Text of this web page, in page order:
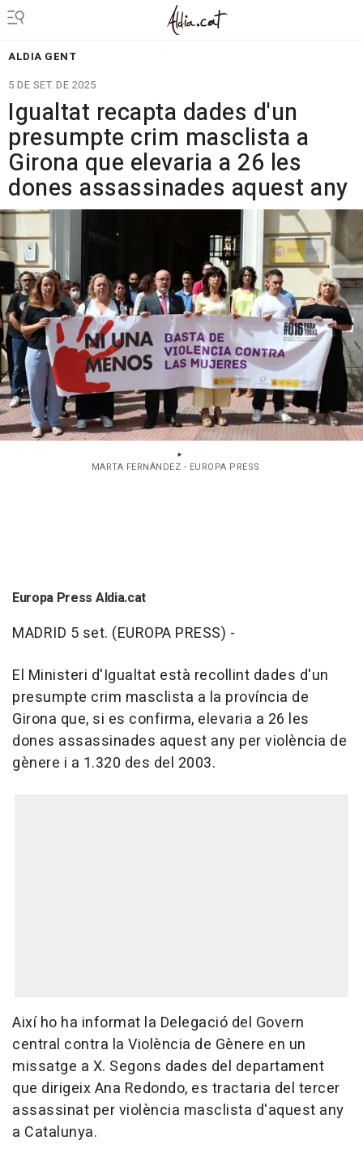
ALDIA GENT
5 DE SET. DE 2025
Igualtat recapta dades d'un
presumpte crim masclista a
Girona que elevaria a 26 les
dones assassinades aquest any
MARTA FERNÁNDEZ - EUROPA PRESS
Europa Press Aldia.cat
MADRID 5 set. (EUROPA PRESS) -
El Ministeri d'Igualtat està recollint dades d'un
presumpte crim masclista a la província de
Girona que, si es confirma, elevaria a 26 les
dones assassinades aquest any per violència de
gènere i a 1.320 des del 2003.
Així ho ha informat la Delegació del Govern
central contra la Violència de Gènere en un
missatge a X. Segons dades del departament
que dirigeix Ana Redondo, es tractaria del tercer
assassinat per violència masclista d'aquest any
a Catalunya.